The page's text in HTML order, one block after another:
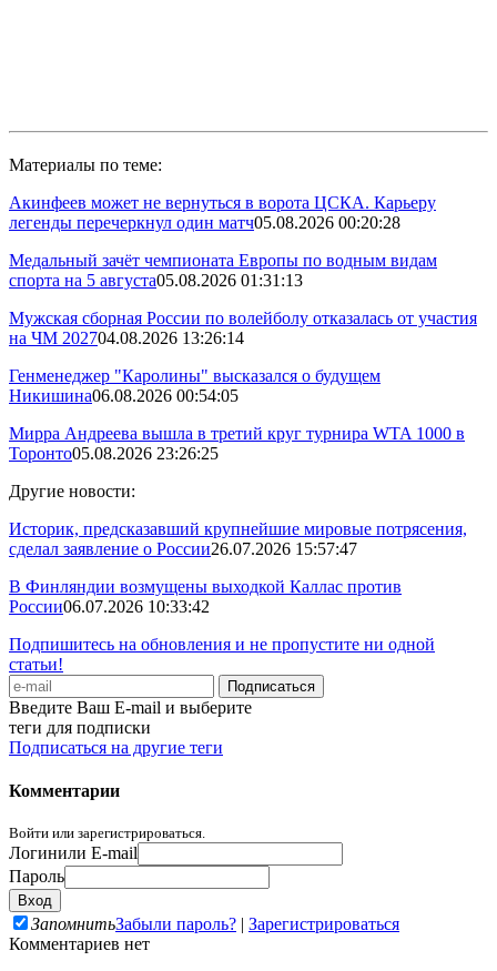
Материалы по теме:
Акинфеев может не вернуться в ворота ЦСКА. Карьеру
легенды перечеркнул один матч05.08.2026 00:20:28
Медальный зачёт чемпионата Европы по водным видам
спорта на 5 августа05.08.2026 01:31:13
Мужская сборная России по волейболу отказалась от участия
на ЧМ 202704.08.2026 13:26:14
Генменеджер "Каролины" высказался о будущем
Никишина06.08.2026 00:54:05
Мирра Андреева вышла в третий круг турнира WTA 1000 в
Торонто05.08.2026 23:26:25
Другие новости:
Историк, предсказавший крупнейшие мировые потрясения,
сделал заявление о России26.07.2026 15:57:47
В Финляндии возмущены выходкой Каллас против
России06.07.2026 10:33:42
Подпишитесь на обновления и не пропустите ни одной
статьи!
Введите Ваш E-mail и выберите
теги для подписки
Подписаться на другие теги
Комментарии
Войти или зарегистрироваться.
Логинили E-mail
Пароль
ЗапомнитьЗабыли пароль? | Зарегистрироваться
Комментариев нет